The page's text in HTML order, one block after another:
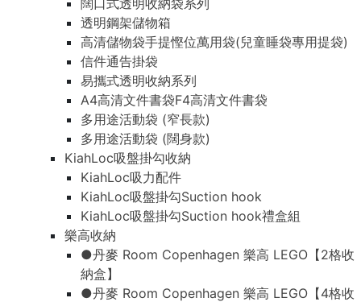
闊口式透明收納袋系列
透明鋼架儲物箱
高清儲物袋手提慳位萬用袋(兒童睡袋專用提袋)
信件通告掛袋
易攜式透明收納系列
A4高清文件書袋F4高清文件書袋
多用途活動袋 (窄長款)
多用途活動袋 (闊身款)
KiahLoc吸盤掛勾收納
KiahLoc吸力配件
KiahLoc吸盤掛勾Suction hook
KiahLoc吸盤掛勾Suction hook禮盒組
樂高收納
●丹麥 Room Copenhagen 樂高 LEGO【2格收
納盒】
●丹麥 Room Copenhagen 樂高 LEGO【4格收